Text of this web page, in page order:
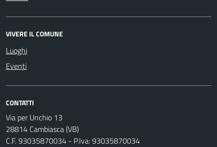
VIVERE IL COMUNE
Luoghi
Eventi
CONTATTI
Via per Unchio 13
28814 Cambiasca (VB)
C.F. 93035870034 - P.Iva: 93035870034